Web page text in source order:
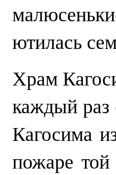
ютилась
Храм
каждый раз
Кагосима
пожаре